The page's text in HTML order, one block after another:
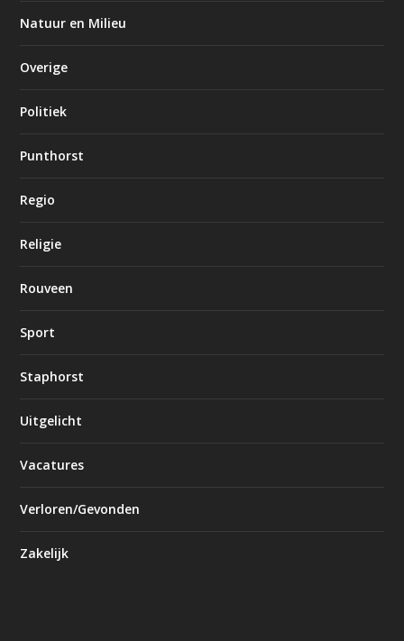
Natuur en Milieu
Overige
Politiek
Punthorst
Regio
Religie
Rouveen
Sport
Staphorst
Uitgelicht
Vacatures
Verloren/Gevonden
Zakelijk